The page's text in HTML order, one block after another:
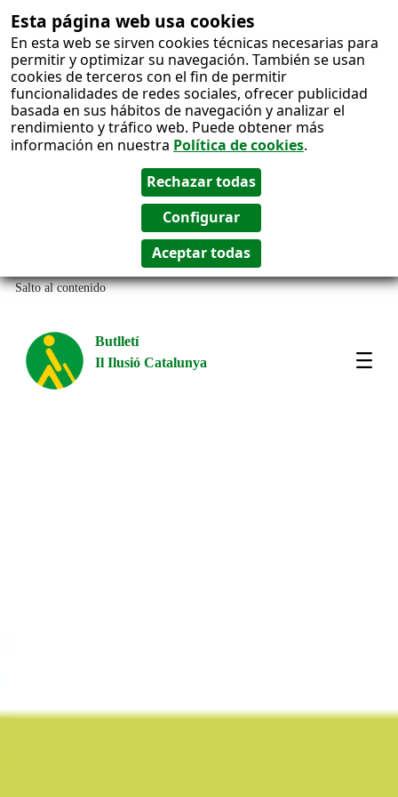
Esta página web usa cookies
En esta web se sirven cookies técnicas necesarias para
permitir y optimizar su navegación. También se usan
cookies de terceros con el fin de permitir
funcionalidades de redes sociales, ofrecer publicidad
basada en sus hábitos de navegación y analizar el
rendimiento y tráfico web. Puede obtener más
información en nuestra Política de cookies.
Salto al contenido
Butlletí
Il Ilusió Catalunya